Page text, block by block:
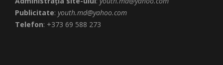
Publicitate: youth.md@yahoo.com
Telefon: +373 69 588 273